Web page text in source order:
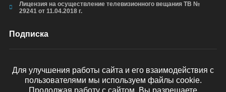
Лицензия на осуществление телевизионного вещания ТВ №
29241 от 11.04.2018 г.
Подписка
ОТПРАВИТЬ
Для улучшения работы сайта и его взаимодействия с
пользователями мы используем файлы cookie.
Продолжая работу с сайтом, Вы разрешаете